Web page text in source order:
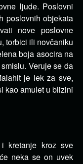
ljude. Poslovni
poslovnih objekata
nove poslovne
torbici ili novčaniku
boja asocira na
Veruje se da
je lek za sve,
kao amulet u blizini
kretanje kroz sve
neka se on uvek